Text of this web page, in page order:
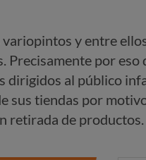
y entre
Precisamente por eso
dirigidos al público
sus tiendas por
retirada de productos.